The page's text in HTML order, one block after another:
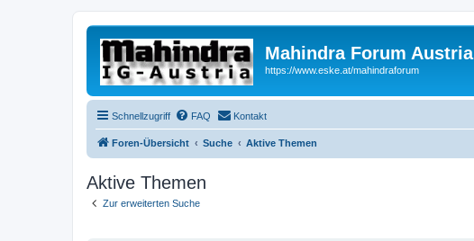
Mahindra Forum Austria
https://www.eske.at/mahindraforum
Schnellzugriff FAQ Kontakt
Foren-Übersicht Suche Aktive Themen
Aktive Themen
Zur erweiterten Suche